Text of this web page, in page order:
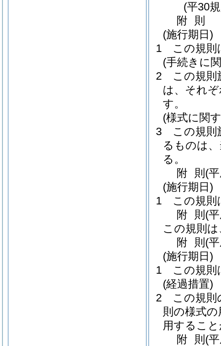
(平30
附 則
(施行期日)
1
この規則
(手続きに
2
この規則
は、それ
す。
(様式に関
3
この規則
るものは
る。
附 則 (
(施行期日)
1
この規則
附 則 (
この規則
附 則 (
(施行期日)
1
この規則
(経過措置)
2
この規則
則の様式
用するこ
附 則 (